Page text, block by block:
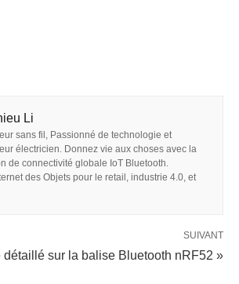
Li
sans fil, Passionné de technologie et
électricien. Donnez vie aux choses avec la
de connectivité globale IoT Bluetooth.
des Objets pour le retail, industrie 4.0, et
SUIVANT
détaillé sur la balise Bluetooth nRF52 »